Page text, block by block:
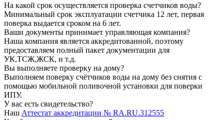
На какой срок осуществляется проверка счетчиков воды?
Минимальный срок эксплуатации счетчика 12 лет, первая
поверка выдается сроком на 6 лет.
Ваши документы принимает управляющая компания?
Наша компания является аккредитованной, поэтому
предоставляем полный пакет документации для
УК,ТСЖ,ЖСК, и т.д.
Вы выполняете проверку на дому?
Выполняем поверку счётчиков воды на дому без снятия с
помощью мобильной поливочной установки для поверки
ИПУ.
У вас есть свидетельство?
Наш Аттестат аккредитации № RA.RU.312555